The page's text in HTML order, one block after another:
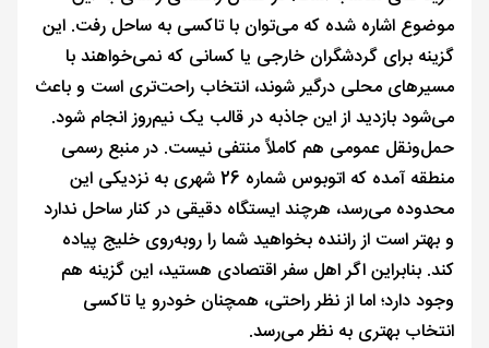
موضوع اشاره شده که می‌توان با تاکسی به ساحل رفت. این
گزینه برای گردشگران خارجی یا کسانی که نمی‌خواهند با
مسیرهای محلی درگیر شوند، انتخاب راحت‌تری است و باعث
می‌شود بازدید از این جاذبه در قالب یک نیم‌روز انجام شود.
حمل‌ونقل عمومی هم کاملاً منتفی نیست. در منبع رسمی
منطقه آمده که اتوبوس شماره 26 شهری به نزدیکی این
محدوده می‌رسد، هرچند ایستگاه دقیقی در کنار ساحل ندارد
و بهتر است از راننده بخواهید شما را روبه‌روی خلیج پیاده
کند. بنابراین اگر اهل سفر اقتصادی هستید، این گزینه هم
وجود دارد؛ اما از نظر راحتی، همچنان خودرو یا تاکسی
انتخاب بهتری به نظر می‌رسد.